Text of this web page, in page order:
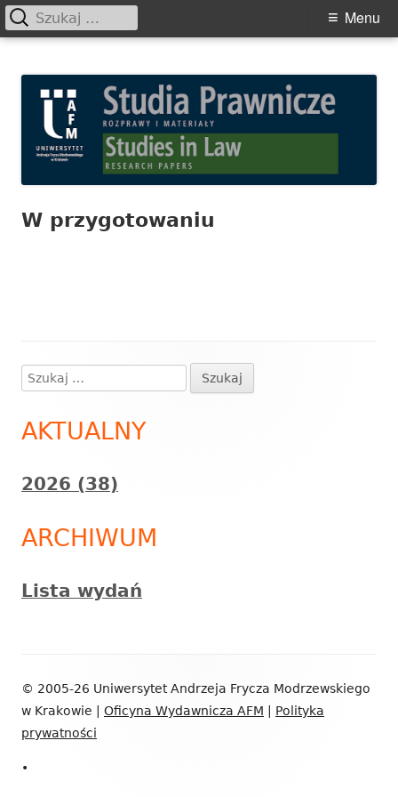
content
Materiały
Primary
Menu
Szukaj:
W przygotowaniu
Główny
panel
Szukaj:
AKTUALNY
2026 (38)
ARCHIWUM
Lista wydań
stopki
© 2005-26 Uniwersytet Andrzeja Frycza Modrzewskiego
w Krakowie | Oficyna Wydawnicza AFM
Polityka
prywatności
•